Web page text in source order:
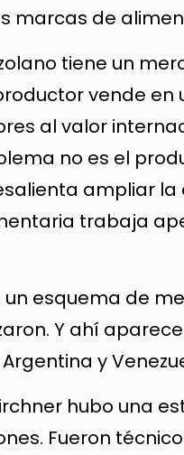
marcas de
tiene un
vende
al valor
no es el
ampliar
trabaja
un esquema de
Y ahí
y
hubo una
Fueron